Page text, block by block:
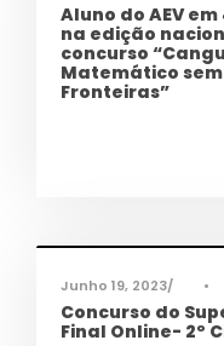
Aluno do AEV
na edição
concurso
Matemático sem
Fronteiras”
Junho 19, 2023 •
Concurso do
Final Online- 2º